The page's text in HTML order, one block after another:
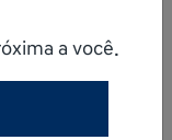
a você.